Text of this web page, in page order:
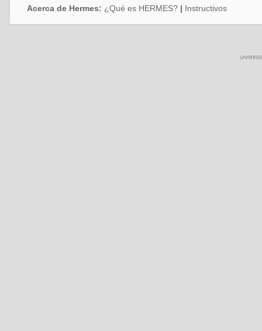
Acerca de Hermes: ¿Qué es HERMES? | Instructivos